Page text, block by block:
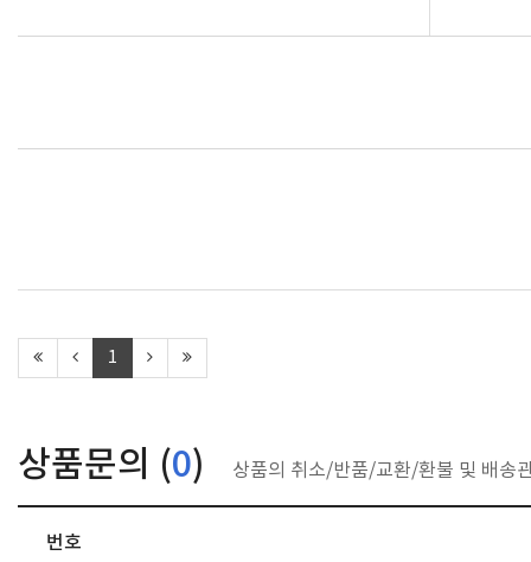
1
상품문의 (0) 상품의 취소/반품/교환/환불 및 배송
번호